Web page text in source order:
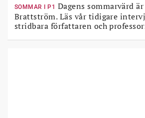
SOMMAR I P1 Dagens sommarvärd
Brattström. Läs vår tidigare
stridbara författaren och